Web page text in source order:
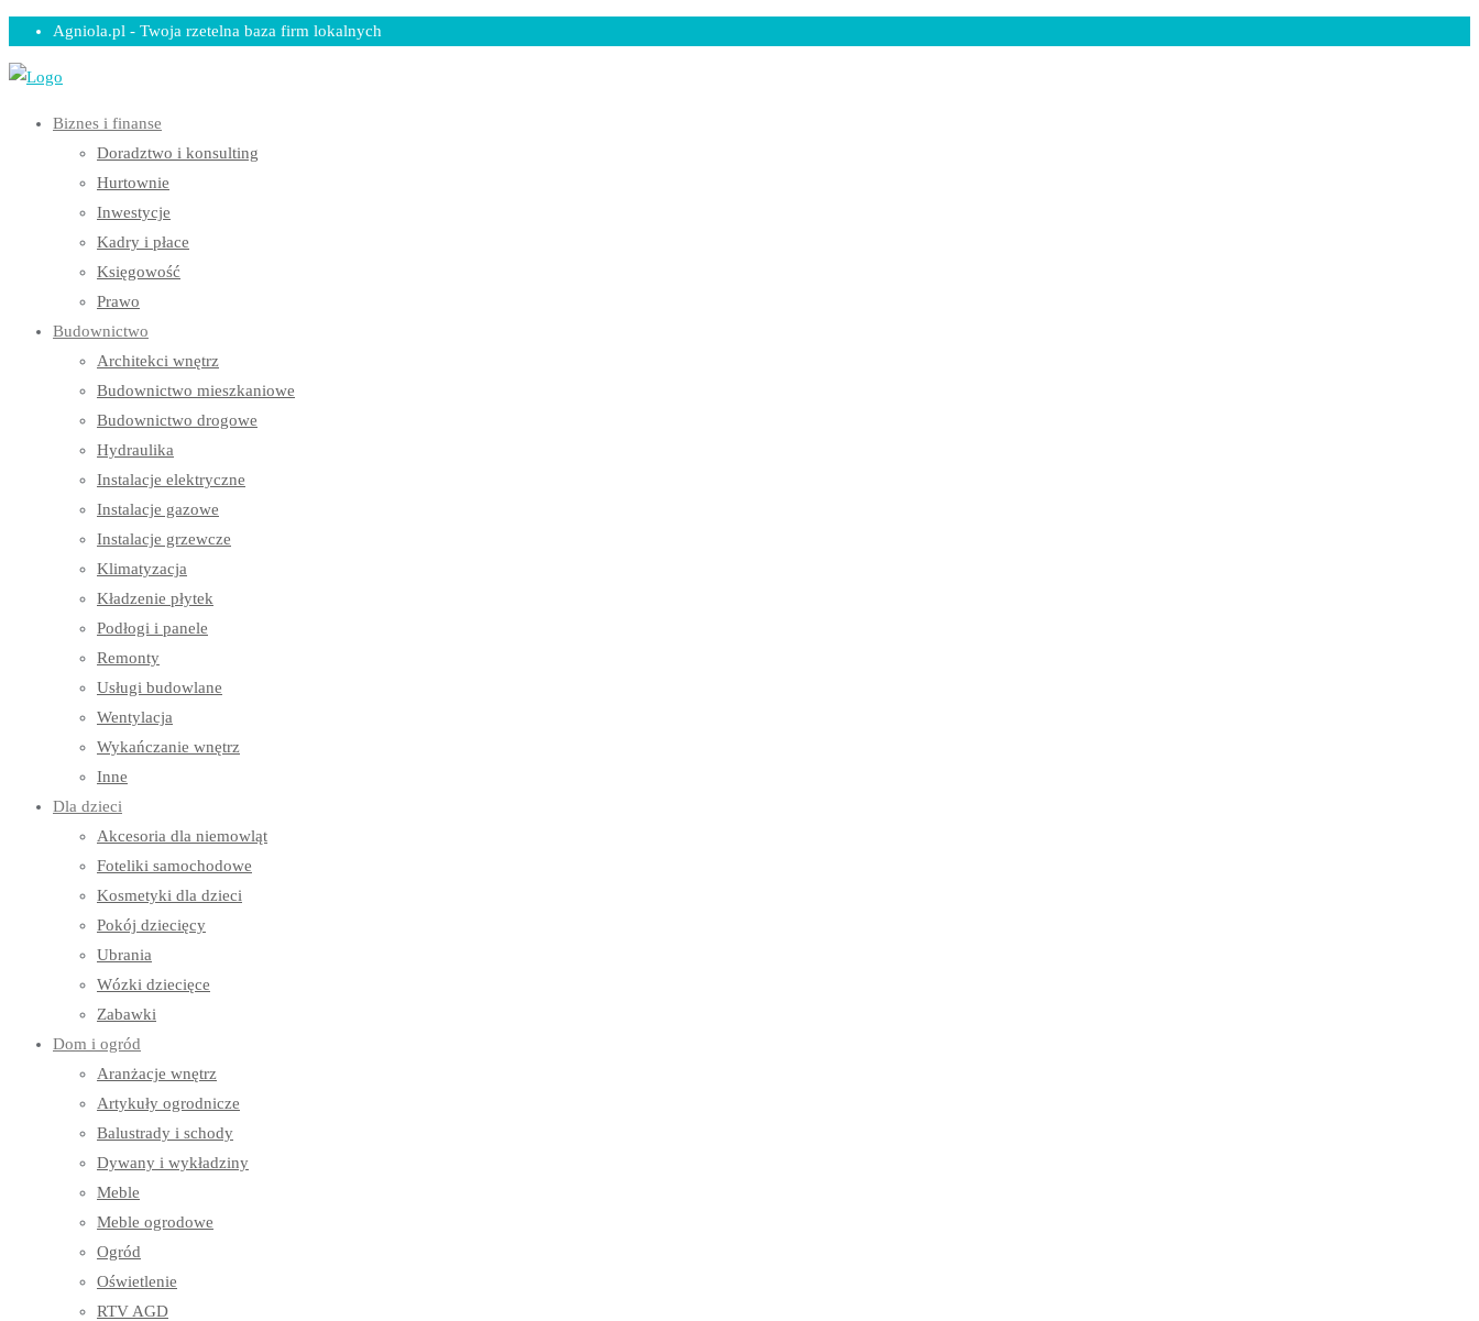
Skip
to
content
Agniola.pl - Twoja rzetelna baza firm lokalnych
Biznes i finanse
Doradztwo i konsulting
Hurtownie
Inwestycje
Kadry i płace
Księgowość
Prawo
Budownictwo
Architekci wnętrz
Budownictwo mieszkaniowe
Budownictwo drogowe
Hydraulika
Instalacje elektryczne
Instalacje gazowe
Instalacje grzewcze
Klimatyzacja
Kładzenie płytek
Podłogi i panele
Remonty
Usługi budowlane
Wentylacja
Wykańczanie wnętrz
Inne
Dla dzieci
Akcesoria dla niemowląt
Foteliki samochodowe
Kosmetyki dla dzieci
Pokój dziecięcy
Ubrania
Wózki dziecięce
Zabawki
Dom i ogród
Aranżacje wnętrz
Artykuły ogrodnicze
Balustrady i schody
Dywany i wykładziny
Meble
Meble ogrodowe
Ogród
Oświetlenie
RTV AGD